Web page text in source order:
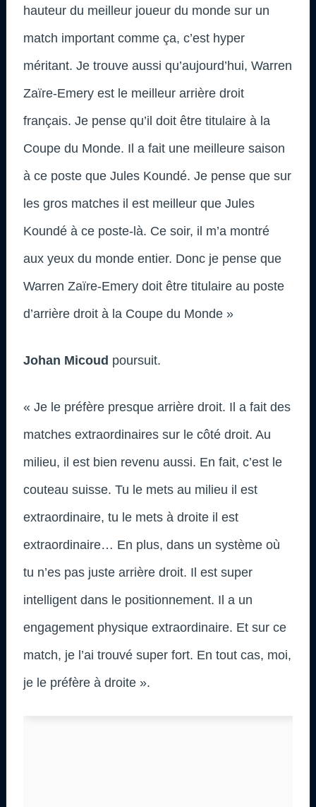
hauteur du meilleur joueur du monde sur un
match important comme ça, c’est hyper
méritant. Je trouve aussi qu’aujourd’hui, Warren
Zaïre-Emery est le meilleur arrière droit
français. Je pense qu’il doit être titulaire à la
Coupe du Monde. Il a fait une meilleure saison
à ce poste que Jules Koundé. Je pense que sur
les gros matches il est meilleur que Jules
Koundé à ce poste-là. Ce soir, il m’a montré
aux yeux du monde entier. Donc je pense que
Warren Zaïre-Emery doit être titulaire au poste
d’arrière droit à la Coupe du Monde »
Johan Micoud poursuit.
« Je le préfère presque arrière droit. Il a fait des
matches extraordinaires sur le côté droit. Au
milieu, il est bien revenu aussi. En fait, c’est le
couteau suisse. Tu le mets au milieu il est
extraordinaire, tu le mets à droite il est
extraordinaire… En plus, dans un système où
tu n’es pas juste arrière droit. Il est super
intelligent dans le positionnement. Il a un
engagement physique extraordinaire. Et sur ce
match, je l’ai trouvé super fort. En tout cas, moi,
je le préfère à droite ».